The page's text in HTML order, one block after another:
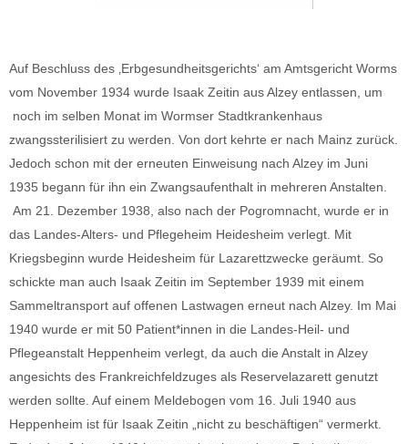
Auf Beschluss des ‚Erbgesundheitsgerichts‘ am Amtsgericht Worms
vom November 1934 wurde Isaak Zeitin aus Alzey entlassen, um
noch im selben Monat im Wormser Stadtkrankenhaus
zwangssterilisiert zu werden. Von dort kehrte er nach Mainz zurück.
Jedoch schon mit der erneuten Einweisung nach Alzey im Juni
1935 begann für ihn ein Zwangsaufenthalt in mehreren Anstalten.
Am 21. Dezember 1938, also nach der Pogromnacht, wurde er in
das Landes-Alters- und Pflegeheim Heidesheim verlegt. Mit
Kriegsbeginn wurde Heidesheim für Lazarettzwecke geräumt. So
schickte man auch Isaak Zeitin im September 1939 mit einem
Sammeltransport auf offenen Lastwagen erneut nach Alzey. Im Mai
1940 wurde er mit 50 Patient*innen in die Landes-Heil- und
Pflegeanstalt Heppenheim verlegt, da auch die Anstalt in Alzey
angesichts des Frankreichfeldzuges als Reservelazarett genutzt
werden sollte. Auf einem Meldebogen vom 16. Juli 1940 aus
Heppenheim ist für Isaak Zeitin „nicht zu beschäftigen“ vermerkt.